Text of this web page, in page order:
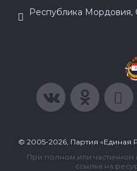
Республика Мордовия,
© 2005-2026, Партия «Единая
При полном или частичном
ссылка на